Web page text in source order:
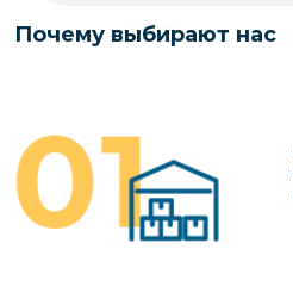
Почему выбирают нас